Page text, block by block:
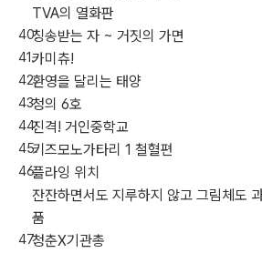
TVA의 열화판
칭송받는 자 ~ 거짓의 가면
카미츄!
환영을 달리는 태양
청의 6호
진격! 거인중학교
키즈모노가타리 1 철혈편
플라잉 위치
잔잔하면서도 지루하지 않고 그림체도
품
청춘X기관총